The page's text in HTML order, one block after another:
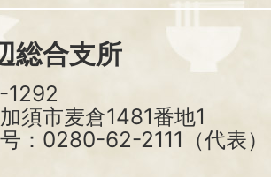
総合支所
1292
須市麦倉1481番地1
：0280-62-2111（代表）